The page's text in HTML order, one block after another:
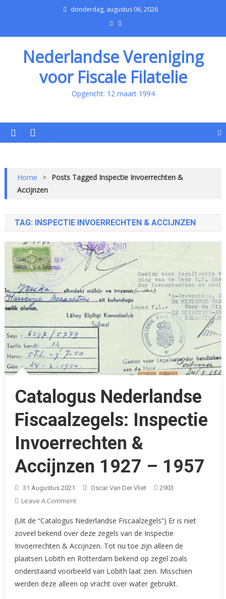
donderdag, augustus 06, 2026
Nederlandse Vereniging
voor Fiscale Filatelie
Opgericht: 12 maart 1994
Home > Posts Tagged Inspectie Invoerrechten &
Accijnzen
TAG: INSPECTIE INVOERRECHTEN & ACCIJNZEN
Catalogus Nederlandse
Fiscaalzegels: Inspectie
Invoerrechten &
Accijnzen 1927 – 1957
31 Augustus 2021 Oscar Van Der Vliet 2903
Leave A CommentOn
Nederlandse
Fiscaalzegels:
Inspectie
Invoerrechten
&
Accijnzen
(Uit de “Catalogus Nederlandse Fiscaalzegels”) Er is niet
zoveel bekend over deze zegels van de Inspectie
Invoerrechten & Accijnzen. Tot nu toe zijn alleen de
plaatsen Lobith en Rotterdam bekend op zegel zoals
onderstaand voorbeeld van Lobith laat zien. Misschien
werden deze alleen op vracht over water gebruikt.